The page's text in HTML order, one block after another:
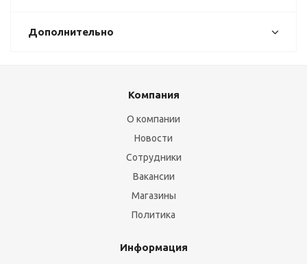
Дополнительно
Компания
О компании
Новости
Сотрудники
Вакансии
Магазины
Политика
Информация